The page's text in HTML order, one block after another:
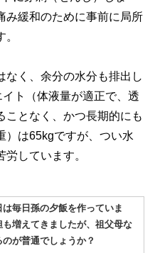
み緩和のために事前に局所
なく、余分の水分も排出し
ト（体液量が適正で、透
ことなく、かつ長期的にも
）は65kgですが、つい水
しています。
毎日孫の夕飯を作っていま
も増えてきましたが、祖父母な
が普通でしょうか？